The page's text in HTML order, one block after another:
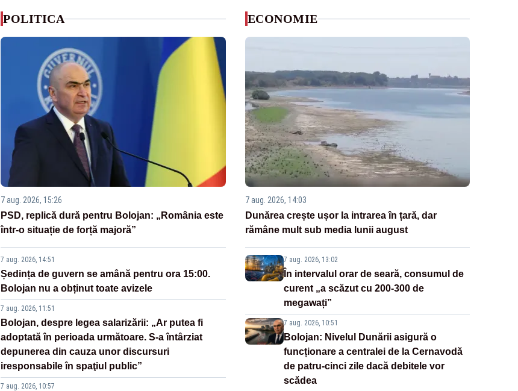
POLITICA
7 aug. 2026, 15:26
PSD, replică dură pentru Bolojan: „România este
într-o situație de forță majoră”
7 aug. 2026, 14:51
Ședința de guvern se amână pentru ora 15:00.
Bolojan nu a obținut toate avizele
7 aug. 2026, 11:51
Bolojan, despre legea salarizării: „Ar putea fi
adoptată în perioada următoare. S-a întârziat
depunerea din cauza unor discursuri
iresponsabile în spaţiul public”
7 aug. 2026, 10:57
ECONOMIE
7 aug. 2026, 14:03
Dunărea crește ușor la intrarea în țară, dar
rămâne mult sub media lunii august
7 aug. 2026, 13:02
În intervalul orar de seară, consumul de
curent „a scăzut cu 200-300 de
megawați”
7 aug. 2026, 10:51
Bolojan: Nivelul Dunării asigură o
funcționare a centralei de la Cernavodă
de patru-cinci zile dacă debitele vor
scădea